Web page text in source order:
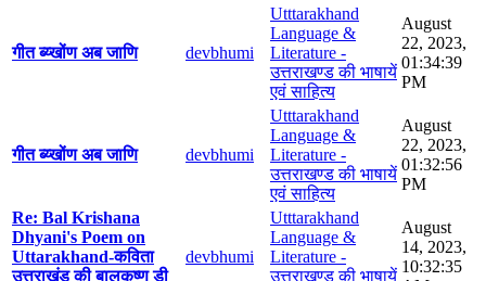
गीत ब्य्खोंण अब जाणि devbhumi
Utttarakhand
Language &
Literature -
उत्तराखण्ड की भाषायें
एवं साहित्य
August
22, 2023,
01:34:39
PM
गीत ब्य्खोंण अब जाणि devbhumi
Utttarakhand
Language &
Literature -
उत्तराखण्ड की भाषायें
एवं साहित्य
August
22, 2023,
01:32:56
PM
Re: Bal Krishana
Dhyani's Poem on
Uttarakhand-कविता
उत्तराखंड की बालकृष्ण डी
devbhumi
Utttarakhand
Language &
Literature -
उत्तराखण्ड की भाषायें
August
14, 2023,
10:32:35